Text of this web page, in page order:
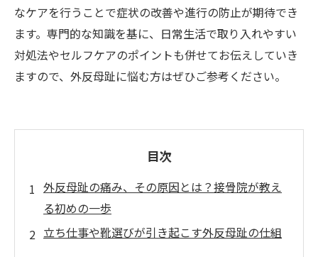
なケアを行うことで症状の改善や進行の防止が期待でき
ます。専門的な知識を基に、日常生活で取り入れやすい
対処法やセルフケアのポイントも併せてお伝えしていき
ますので、外反母趾に悩む方はぜひご参考ください。
目次
外反母趾の痛み、その原因とは？接骨院が教え
る初めの一歩
立ち仕事や靴選びが引き起こす外反母趾の仕組